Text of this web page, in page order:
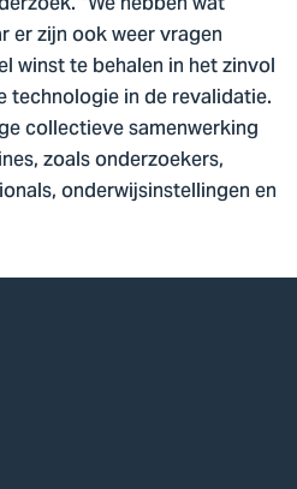
er zijn ook weer vragen
winst te behalen in het zinvol
technologie in de revalidatie.
collectieve samenwerking
zoals onderzoekers,
onderwijsinstellingen en